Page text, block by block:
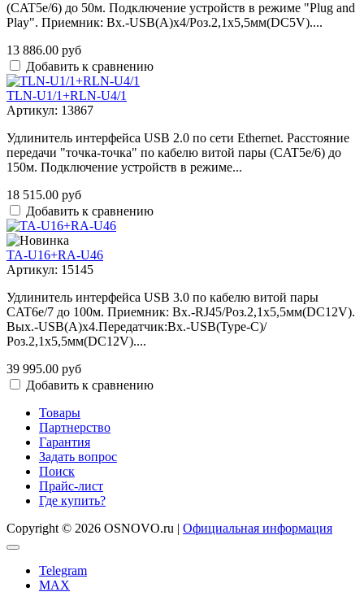
(CAT5e/6) до 50м. Подключение устройств в режиме "Plug and
Play". Приемник: Вх.-USB(A)x4/Роз.2,1х5,5мм(DC5V)....
13 886.00 руб
Добавить к сравнению
TLN-U1/1+RLN-U4/1
Артикул: 13867
Удлинитель интерфейса USB 2.0 по сети Ethernet. Расстояние
передачи "точка-точка" по кабелю витой пары (CAT5e/6) до
150м. Подключение устройств в режиме...
18 515.00 руб
Добавить к сравнению
TA-U16+RA-U46
Артикул: 15145
Удлинитель интерфейса USB 3.0 по кабелю витой пары
CAT6e/7 до 100м. Приемник: Вх.-RJ45/Роз.2,1х5,5мм(DC12V).
Вых.-USB(A)x4.Передатчик:Вх.-USB(Type-C)/
Роз.2,1х5,5мм(DC12V)....
39 995.00 руб
Добавить к сравнению
Товары
Партнерство
Гарантия
Задать вопрос
Поиск
Прайс-лист
Где купить?
Copyright © 2026 OSNOVO.ru | Официальная информация
Telegram
MAX